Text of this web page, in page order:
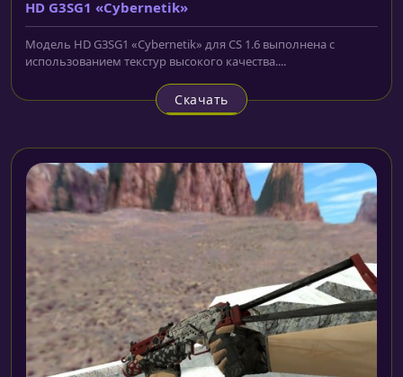
HD G3SG1 «Cybernetik»
Модель HD G3SG1 «Cybernetik» для CS 1.6 выполнена с
использованием текстур высокого качества....
Скачать